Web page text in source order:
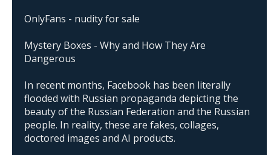
OnlyFans - nudity for sale
Mystery Boxes - Why and How They Are
Dangerous
In recent months, Facebook has been literally
flooded with Russian propaganda depicting the
beauty of the Russian Federation and the Russian
people. In reality, these are fakes, collages,
doctored images and AI products.